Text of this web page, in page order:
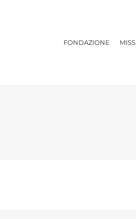
FONDAZIONE